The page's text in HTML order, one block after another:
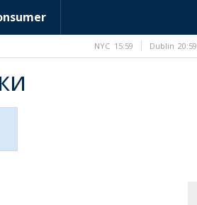
NYC 15:59 Dublin 20:59